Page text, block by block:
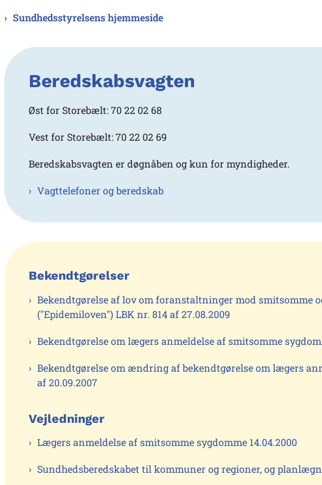
Sundhedsstyrelsens hjemmeside
Beredskabsvagten
Øst for Storebælt: 70 22 02 68
Vest for Storebælt: 70 22 02 69
Beredskabsvagten er døgnåben og kun for myndigheder.
Vagttelefoner og beredskab
Bekendtgørelser
Bekendtgørelse af lov om foranstaltninger mod smitsomme
("Epidemiloven") LBK nr. 814 af 27.08.2009
Bekendtgørelse om lægers anmeldelse af smitsomme
Bekendtgørelse om ændring af bekendtgørelse om lægers
af 20.09.2007
Vejledninger
Lægers anmeldelse af smitsomme sygdomme 14.04.2000
Sundhedsberedskabet til kommuner og regioner, og